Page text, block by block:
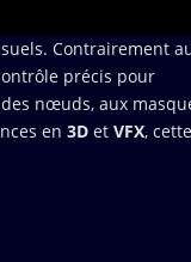
Contrairement
précis pour
nœuds, aux
en3D etVFX,